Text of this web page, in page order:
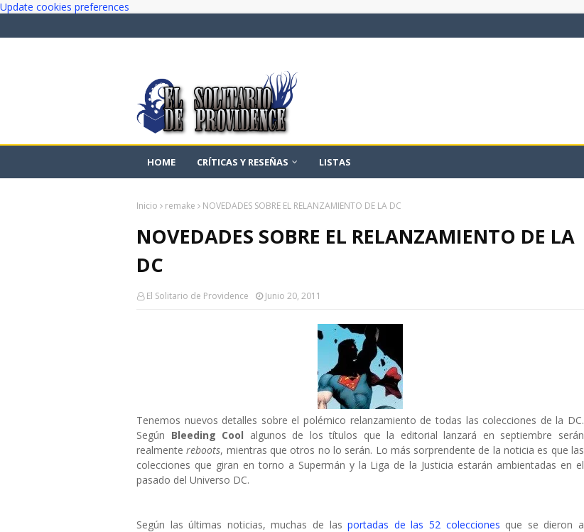
Update cookies preferences
HOME CRÍTICAS Y RESEÑAS LISTAS
Inicio remake NOVEDADES SOBRE EL RELANZAMIENTO DE LA DC
NOVEDADES SOBRE EL RELANZAMIENTO DE LA
DC
El Solitario de Providence Junio 20, 2011
Tenemos nuevos detalles sobre el polémico relanzamiento de todas las colecciones de la DC.
Según Bleeding Cool algunos de los títulos que la editorial lanzará en septiembre serán
realmentereboots, mientras que otros no lo serán. Lo más sorprendente de la noticia es que las
colecciones que giran en torno a Supermán y la Liga de la Justicia estarán ambientadas en el
pasado del Universo DC.
Según las últimas noticias, muchas de lasportadas de las 52 colecciones que se dieron a